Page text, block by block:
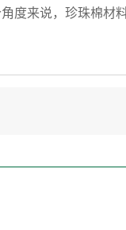
度来说，珍珠棉材